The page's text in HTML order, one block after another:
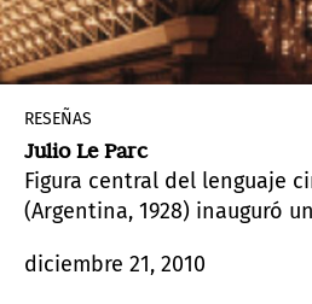
RESEÑAS
Julio Le Parc
Figura central del lenguaje
(Argentina, 1928) inauguró
Centro Cultural Borges,
diciembre 21, 2010